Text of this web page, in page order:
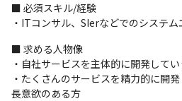
■ 必須スキル/経験
・ITコンサル、SIerなどでのシステム
■ 求める人物像
・自社サービスを主体的に開発して
・たくさんのサービスを精力的に開
長意欲のある方